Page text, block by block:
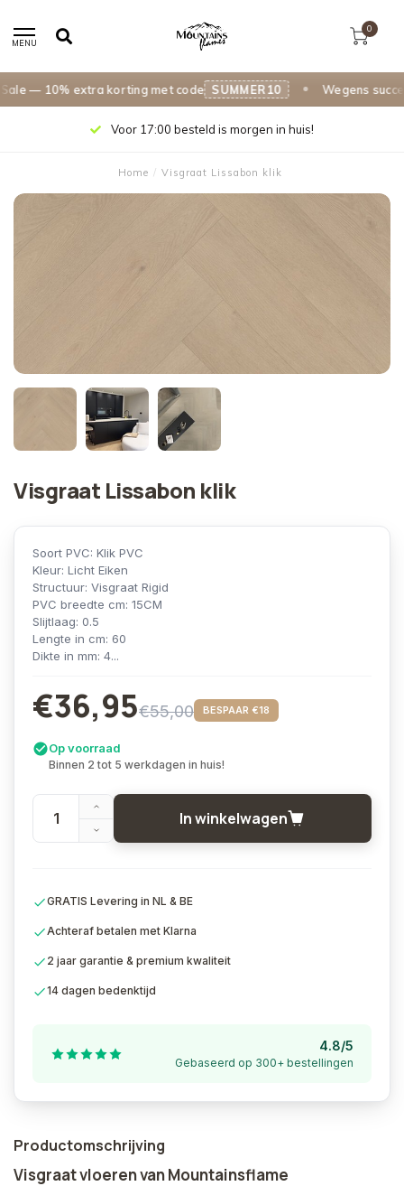
— 10% extra korting met code SUMMER10 Wegens succes
MENU
0
Voor 17:00 besteld is morgen in huis!
Home / Visgraat Lissabon klik
Visgraat Lissabon klik
Soort PVC: Klik PVC
Kleur: Licht Eiken
Structuur: Visgraat Rigid
PVC breedte cm: 15CM
Slijtlaag: 0.5
Lengte in cm: 60
Dikte in mm: 4...
€36,95€55,00 BESPAAR €18
Op voorraad
Binnen 2 tot 5 werkdagen in huis!
In winkelwagen
GRATIS Levering in NL & BE
Achteraf betalen met Klarna
2 jaar garantie & premium kwaliteit
14 dagen bedenktijd
4.8/5
Gebaseerd op 300+ bestellingen
Productomschrijving
Visgraat vloeren van Mountainsflame